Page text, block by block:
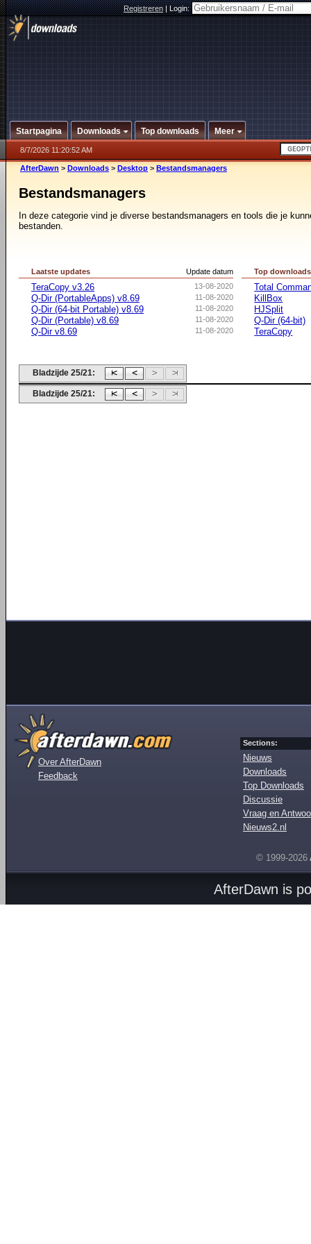
Registreren|Login:
Startpagina Downloads Top downloads Meer
8/7/2026 11:20:52 AM
AfterDawn > Downloads > Desktop > Bestandsmanagers
Bestandsmanagers
In deze categorie vind je diverse bestandsmanagers en tools die je
bestanden.
Update datum
Laatste updates
13-08-2020
TeraCopy v3.26
11-08-2020
Q-Dir (PortableApps) v8.69
11-08-2020
Q-Dir (64-bit Portable) v8.69
11-08-2020
Q-Dir (Portable) v8.69
11-08-2020
Q-Dir v8.69
Top downloads
Total
KillBox
HJSplit
Q-Dir (64-bit)
TeraCopy
Bladzijde 25/21:
Bladzijde 25/21:
Over AfterDawn
Feedback
Sections:
Nieuws
Downloads
Top Downloads
Discussie
Vraag en
Nieuws2.nl
© 1999-2026
AfterDawn is